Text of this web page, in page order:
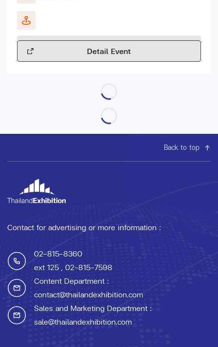
Detail Event
Back to top
Contact for advertising or more information :
02-815-8360
ext 125 , 02-815-7598
Content Department :
contact@thailandexhibition.com
Sales and Marketing Department :
sale@thailandexhibition.com